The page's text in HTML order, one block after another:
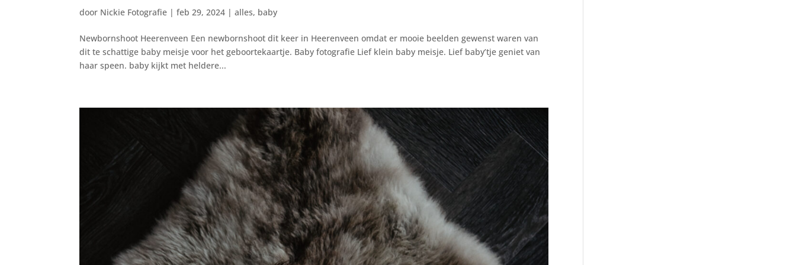
door Nickie Fotografie |feb 29, 2024 |alles, baby
Newbornshoot Heerenveen Een newbornshoot dit keer in Heerenveen omdat er mooie beelden gewenst waren van
dit te schattige baby meisje voor het geboortekaartje. Baby fotografie Lief klein baby meisje. Lief baby’tje geniet van
haar speen. baby kijkt met heldere...